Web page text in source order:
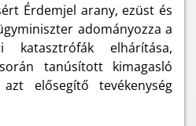
Érdemjel arany, ezüst és
adományozza a
elhárítása,
tanúsított kimagasló
elősegítő tevékenység